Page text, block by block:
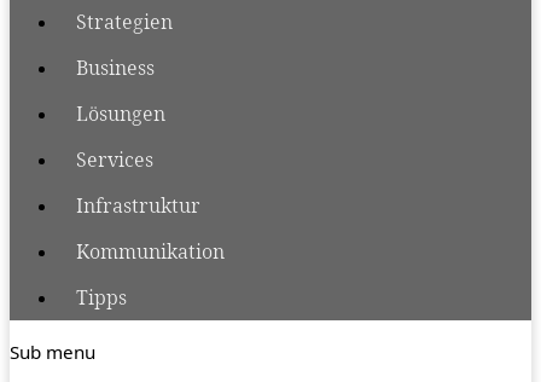
Strategien
Business
Lösungen
Services
Infrastruktur
Kommunikation
Tipps
Sub menu